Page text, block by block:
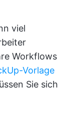
viel
Workflows
Vorlage
Sie sich